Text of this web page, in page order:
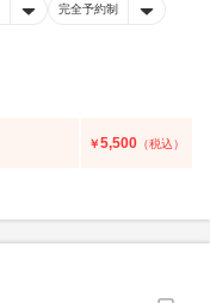
完全予約制
￥5,500 （税込）